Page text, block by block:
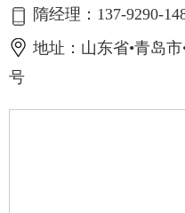
隋经理：137-9290-
地址：山东省•青岛
号